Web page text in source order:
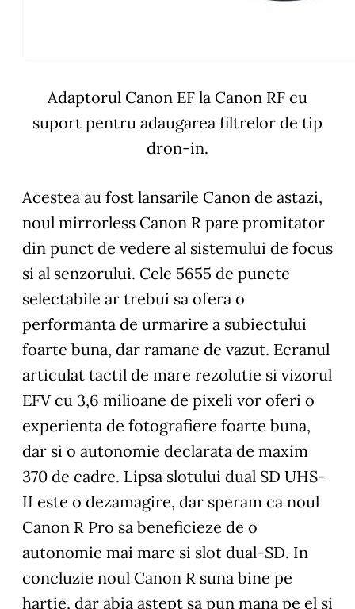
Adaptorul Canon EF la Canon RF cu
suport pentru adaugarea filtrelor de tip
dron-in.
Acestea au fost lansarile Canon de astazi,
noul mirrorless Canon R pare promitator
din punct de vedere al sistemului de focus
si al senzorului. Cele 5655 de puncte
selectabile ar trebui sa ofera o
performanta de urmarire a subiectului
foarte buna, dar ramane de vazut. Ecranul
articulat tactil de mare rezolutie si vizorul
EFV cu 3,6 milioane de pixeli vor oferi o
experienta de fotografiere foarte buna,
dar si o autonomie declarata de maxim
370 de cadre. Lipsa slotului dual SD UHS-
II este o dezamagire, dar speram ca noul
Canon R Pro sa beneficieze de o
autonomie mai mare si slot dual-SD. In
concluzie noul Canon R suna bine pe
hartie, dar abia astept sa pun mana pe el si